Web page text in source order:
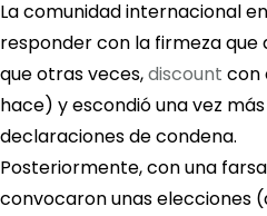
La comunidad internacional
responder con la firmeza
que otras veces,discount con
hace) y escondió una vez
declaraciones de condena.
Posteriormente, con una
convocaron unas elecciones